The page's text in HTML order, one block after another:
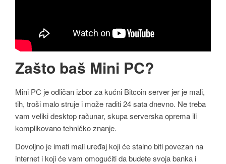
Zašto baš Mini PC?
Mini PC je odličan izbor za kućni Bitcoin server jer je mali,
tih, troši malo struje i može raditi 24 sata dnevno. Ne treba
vam veliki desktop računar, skupa serverska oprema ili
komplikovano tehničko znanje.
Dovoljno je imati mali uređaj koji će stalno biti povezan na
internet i koji će vam omogućiti da budete svoja banka i